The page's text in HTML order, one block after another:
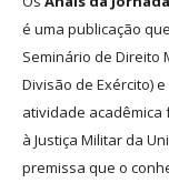
é uma publicação
Seminário de Direito
Divisão de Exército)
atividade
à Justiça Militar da
premissa que o